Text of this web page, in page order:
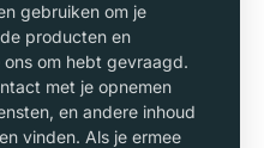
gebruiken om je
producten en
om hebt gevraagd.
met je opnemen
en andere inhoud
vinden. Als je ermee